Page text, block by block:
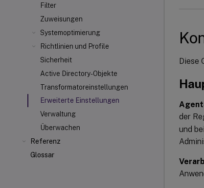
Filter
Zuweisungen
Systemoptimierung
Richtlinien und Profile
Sicherheit
Active Directory-Objekte
Transformatoreinstellungen
Erweiterte Einstellungen
Verwaltung
Überwachen
Referenz
Glossar
Diese
der
und